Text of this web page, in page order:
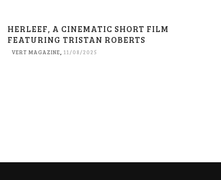
HERLEEF, A CINEMATIC SHORT FILM
FEATURING TRISTAN ROBERTS
VERT MAGAZINE, 11/08/2025